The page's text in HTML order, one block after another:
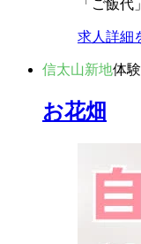
「ご飯代
求人詳細
信太山新地体
お花畑